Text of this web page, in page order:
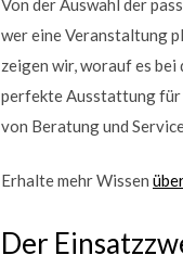
wer eine Veranstaltung
zeigen wir, worauf es bei
perfekte Ausstattung für
von Beratung und
Erhalte mehr Wissen
Der